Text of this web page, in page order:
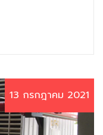
13 กรกฎาคม 2021